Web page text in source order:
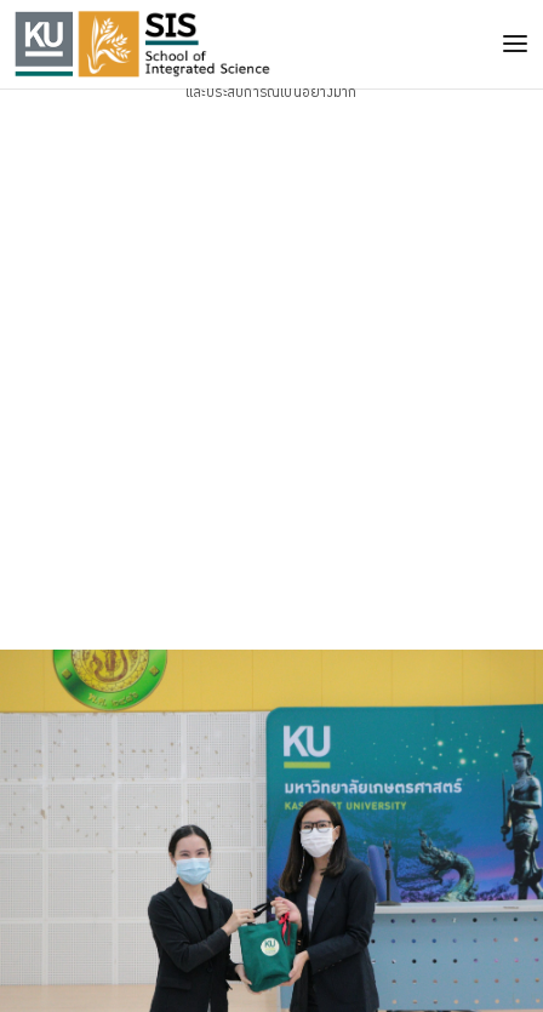
เมื่อวันที่ 10 มีนาคม 2564 ได้รับเกียรติจากคุณเชอรี่ เข็มอัปสร สิริสุขะ มาบรรยายแลกเปลี่ยน
เรียนรู้ให้กับนิสิตวิทยาลัยบูรณาการศาสตร์
ในวิชา STEAM หัวข้อ “สร้างแบรนด์ด้วยใจ ใส่ใจสิ่งแวดล้อมและชุมชน” ซึ่งทำให้นิสิตได้รับความรู้
และประสบการณ์เป็นอย่างมาก